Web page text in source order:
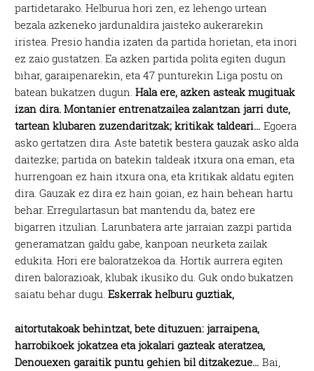
partidetarako. Helburua hori zen, ez lehengo urtean
bezala azkeneko jardunaldira jaisteko aukerarekin
iristea. Presio handia izaten da partida horietan, eta inori
ez zaio gustatzen. Ea azken partida polita egiten dugun
bihar, garaipenarekin, eta 47 punturekin Liga postu on
batean bukatzen dugun.Hala ere, azken asteak mugituak
izan dira. Montanier entrenatzailea zalantzan jarri dute,
tartean klubaren zuzendaritzak; kritikak taldeari… Egoera
asko gertatzen dira. Aste batetik bestera gauzak asko alda
daitezke; partida on batekin taldeak itxura ona eman, eta
hurrengoan ez hain itxura ona, eta kritikak aldatu egiten
dira. Gauzak ez dira ez hain goian, ez hain behean hartu
behar. Erregulartasun bat mantendu da, batez ere
bigarren itzulian. Larunbatera arte jarraian zazpi partida
generamatzan galdu gabe, kanpoan neurketa zailak
edukita. Hori ere baloratzekoa da. Hortik aurrera egiten
diren balorazioak, klubak ikusiko du. Guk ondo bukatzen
saiatu behar dugu.Eskerrak helburu guztiak,
aitortutakoak behintzat, bete dituzuen: jarraipena,
harrobikoek jokatzea eta jokalari gazteak ateratzea,
Denouexen garaitik puntu gehien bil ditzakezue…Bai,